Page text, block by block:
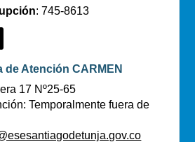
: 745-8613
de Atención CARMEN
17 Nº25-65
Temporalmente fuera de